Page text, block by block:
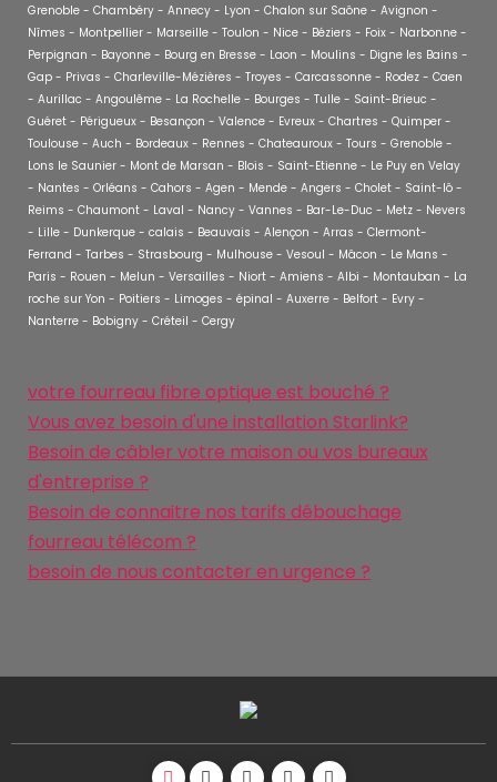
Grenoble - Chambéry - Annecy - Lyon - Chalon sur Saône - Avignon -
Nîmes - Montpellier - Marseille - Toulon - Nice - Béziers - Foix - Narbonne -
Perpignan - Bayonne - Bourg en Bresse - Laon - Moulins - Digne les Bains -
Gap - Privas - Charleville-Mézières - Troyes - Carcassonne - Rodez - Caen
- Aurillac - Angoulême - La Rochelle - Bourges - Tulle - Saint-Brieuc -
Guéret - Périgueux - Besançon - Valence - Evreux - Chartres - Quimper -
Toulouse - Auch - Bordeaux - Rennes - Chateauroux - Tours - Grenoble -
Lons le Saunier - Mont de Marsan - Blois - Saint-Etienne - Le Puy en Velay
- Nantes - Orléans - Cahors - Agen - Mende - Angers - Cholet - Saint-lô -
Reims - Chaumont - Laval - Nancy - Vannes - Bar-Le-Duc - Metz - Nevers
- Lille - Dunkerque - calais - Beauvais - Alençon - Arras - Clermont-
Ferrand - Tarbes - Strasbourg - Mulhouse - Vesoul - Mâcon - Le Mans -
Paris - Rouen - Melun - Versailles - Niort - Amiens - Albi - Montauban - La
roche sur Yon - Poitiers - Limoges - épinal - Auxerre - Belfort - Evry -
Nanterre - Bobigny - Créteil - Cergy
votre fourreau fibre optique est bouché ?
Vous avez besoin d'une installation Starlink?
Besoin de câbler votre maison ou vos bureaux
d'entreprise ?
Besoin de connaitre nos tarifs débouchage
fourreau télécom ?
besoin de nous contacter en urgence ?